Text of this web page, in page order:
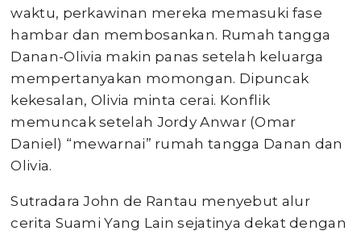
waktu, perkawinan mereka memasuki fase
hambar dan membosankan. Rumah tangga
Danan-Olivia makin panas setelah keluarga
mempertanyakan momongan. Dipuncak
kekesalan, Olivia minta cerai. Konflik
memuncak setelah Jordy Anwar (Omar
Daniel) “mewarnai” rumah tangga Danan dan
Olivia.
Sutradara John de Rantau menyebut alur
cerita Suami Yang Lain sejatinya dekat dengan